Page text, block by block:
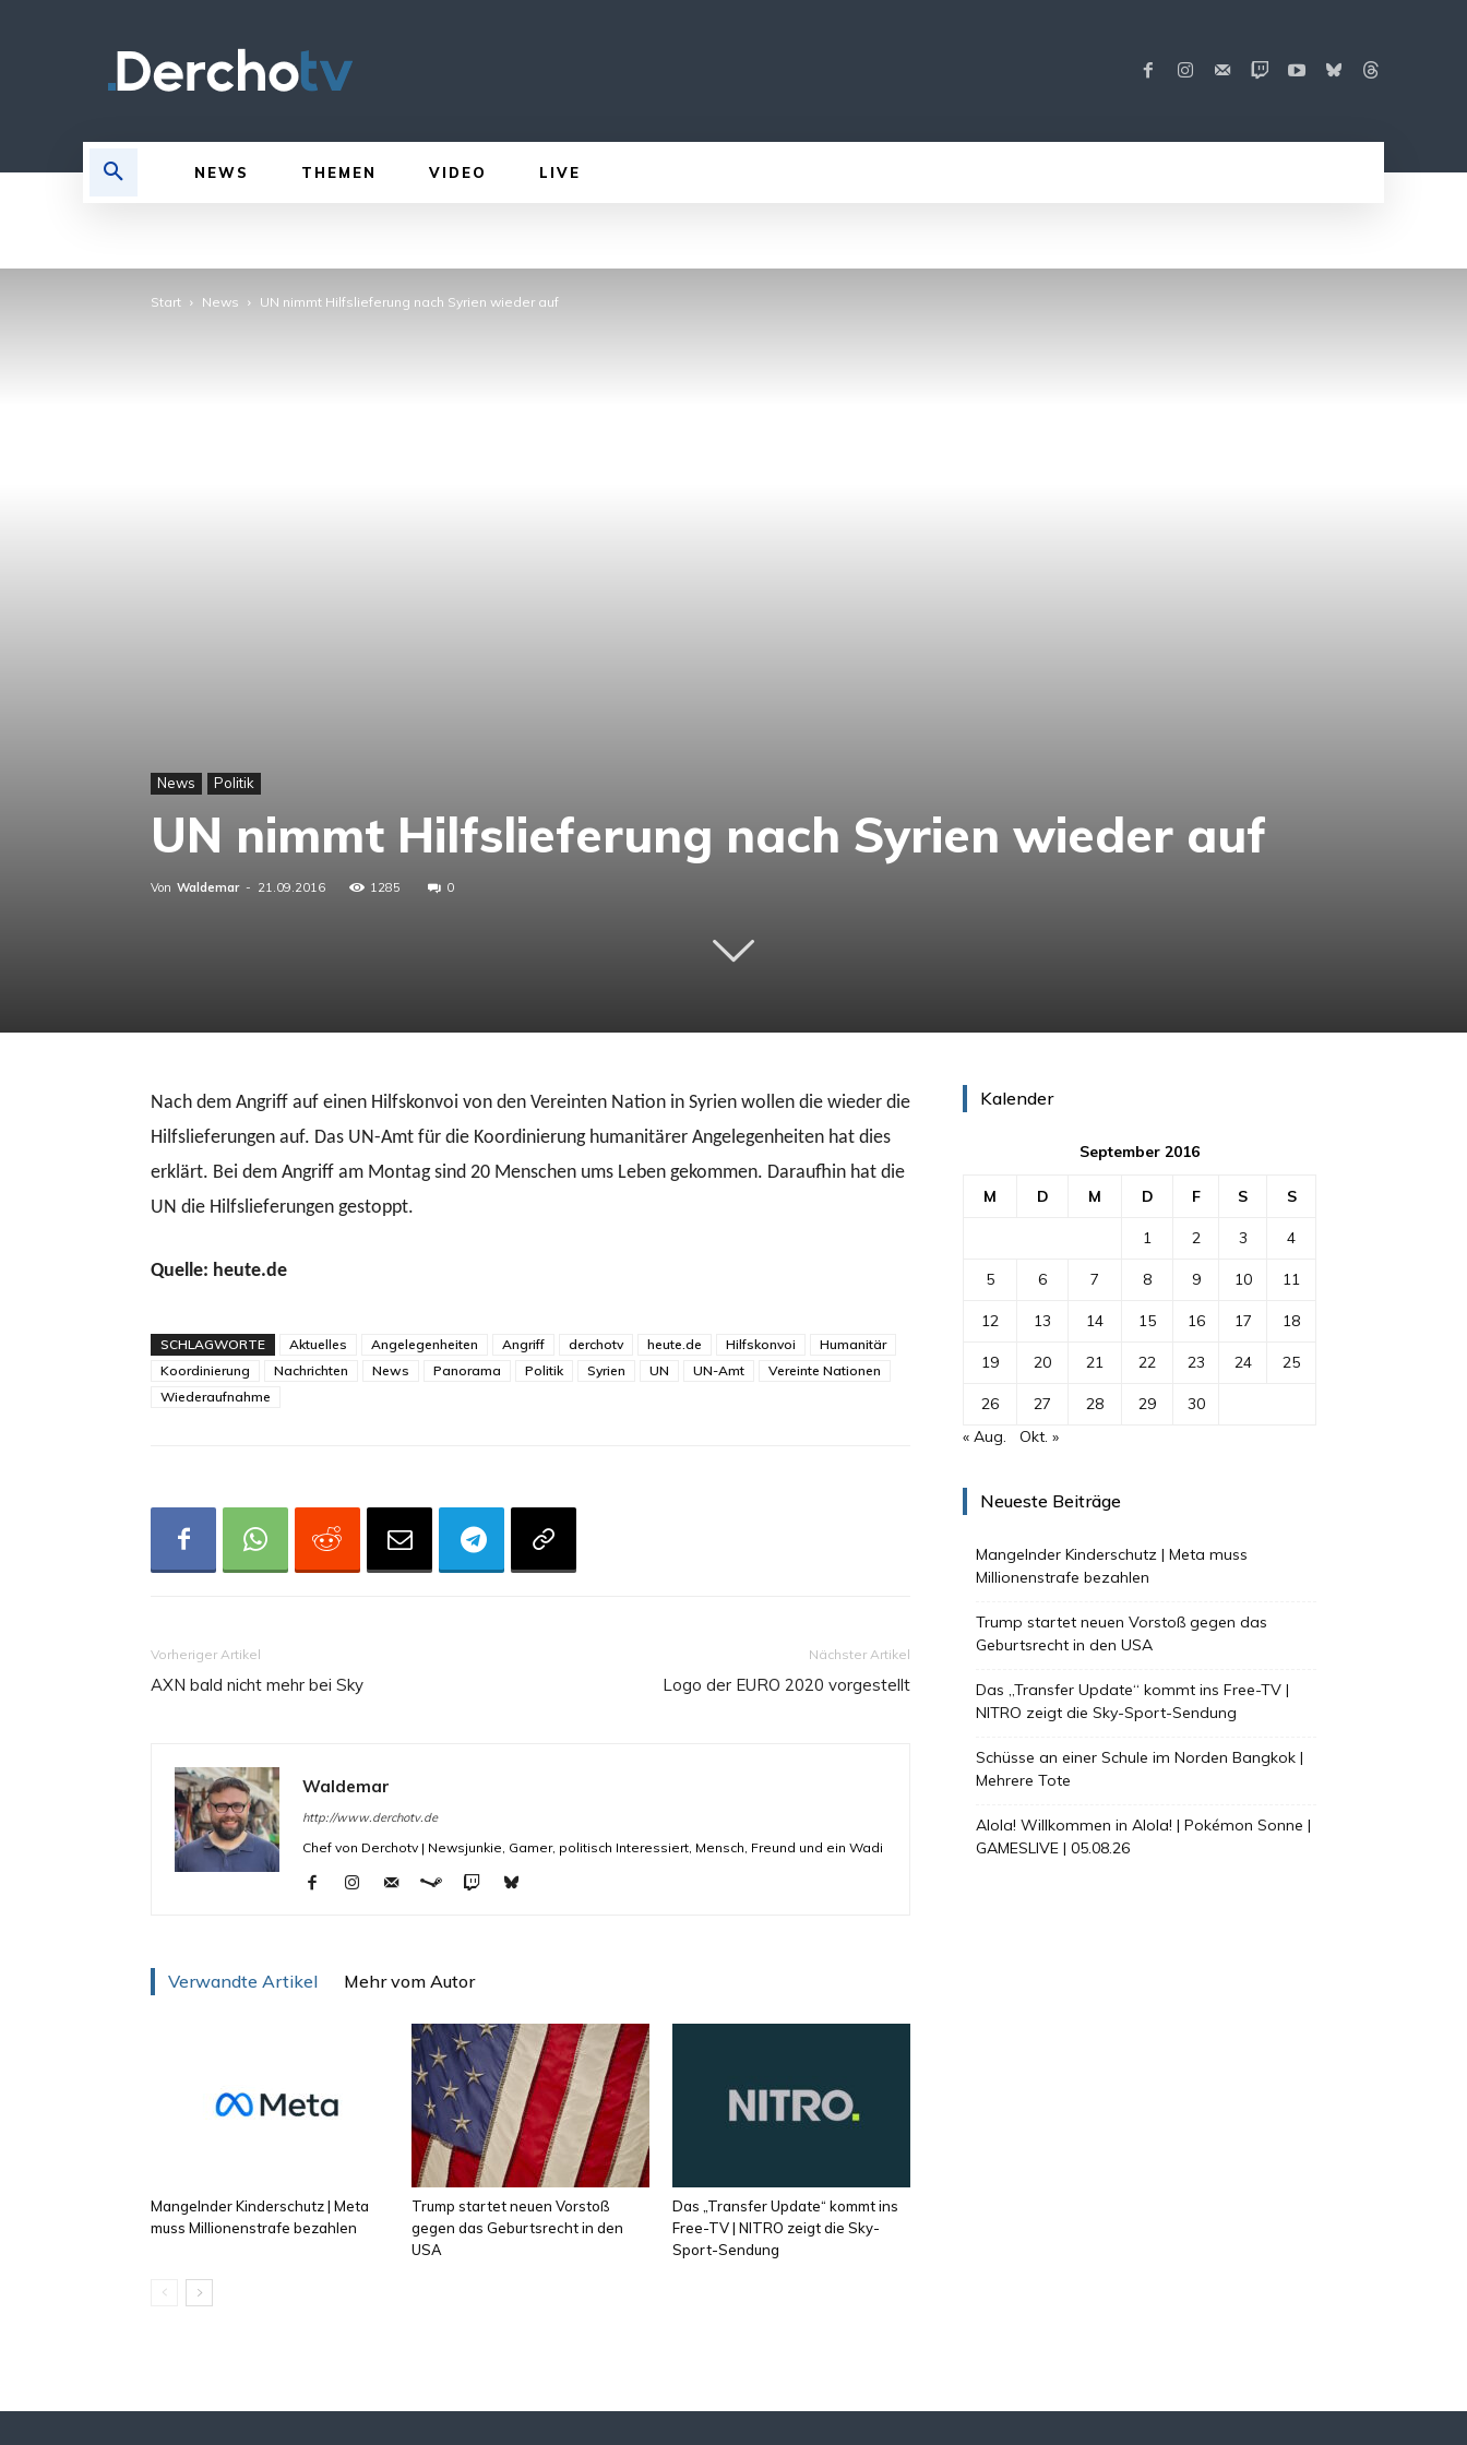
NEWS THEMEN VIDEO LIVE
Start News UN nimmt Hilfslieferung nach Syrien wieder auf
News Politik
UN nimmt Hilfslieferung nach Syrien wieder auf
Von Waldemar - 21.09.2016 1285 0
Nach dem Angriff auf einen Hilfskonvoi von den Vereinten Nation in Syrien wollen die wieder die
Hilfslieferungen auf. Das UN-Amt für die Koordinierung humanitärer Angelegenheiten hat dies
erklärt. Bei dem Angriff am Montag sind 20 Menschen ums Leben gekommen. Daraufhin hat die
UN die Hilfslieferungen gestoppt.
Quelle: heute.de
SCHLAGWORTE Aktuelles Angelegenheiten Angriff derchotv heute.de Hilfskonvoi
Humanitär
Koordinierung
Nachrichten News Panorama Politik Syrien UN UN-Amt
Vereinte Nationen
Wiederaufnahme
Vorheriger Artikel
AXN bald nicht mehr bei Sky
Nächster Artikel
Logo der EURO 2020 vorgestellt
Waldemar
http://www.derchotv.de
Chef von Derchotv | Newsjunkie, Gamer, politisch Interessiert, Mensch, Freund und ein Wadi
Verwandte Artikel Mehr vom Autor
Mangelnder Kinderschutz | Meta
muss Millionenstrafe bezahlen
Trump startet neuen Vorstoß
gegen das Geburtsrecht in den
USA
Das „Transfer Update“ kommt ins
Free-TV | NITRO zeigt die Sky-
Sport-Sendung
Kalender
September 2016
M D M D F S S
1 2 3 4
5 6 7 8 9 10 11
12 13 14 15 16 17 18
19 20 21 22 23 24 25
26 27 28 29
30
« Aug.
Okt. »
Neueste Beiträge
Mangelnder Kinderschutz | Meta muss
Millionenstrafe bezahlen
Trump startet neuen Vorstoß gegen das
Geburtsrecht in den USA
Das „Transfer Update“ kommt ins Free-TV |
NITRO zeigt die Sky-Sport-Sendung
Schüsse an einer Schule im Norden Bangkok |
Mehrere Tote
Alola! Willkommen in Alola! | Pokémon Sonne |
GAMESLIVE | 05.08.26